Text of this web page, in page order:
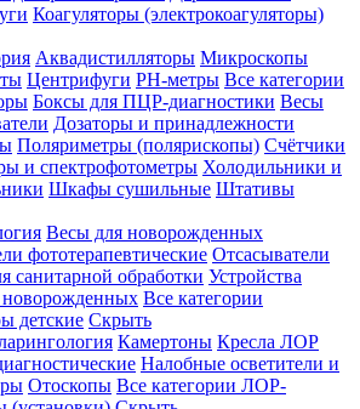
Коагуляторы (электрокоагуляторы)
Аквадистилляторы Микроскопы
Центрифуги PH-метры Все категории
Боксы для ПЦР-диагностики Весы
Дозаторы и принадлежности
Поляриметры (полярископы) Счётчики
и спектрофотометры Холодильники и
Шкафы сушильные Штативы
Весы для новорожденных
фототерапевтические Отсасыватели
санитарной обработки Устройства
новорожденных Все категории
детские Скрыть
Камертоны Кресла ЛОР
Налобные осветители и
Отоскопы Все категории ЛОР-